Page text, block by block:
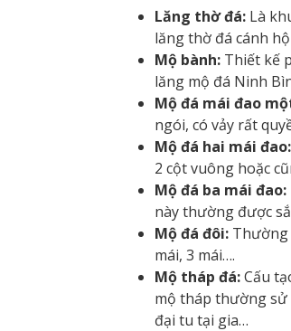
Lăng thờ đá: Là
lăng thờ đá cánh
Mộ bành: Thiết kế
lăng mộ đá Ninh
Mộ đá mái đao
ngói, có vảy rất
Mộ đá hai mái đao:
2 cột vuông hoặc
Mộ đá ba mái đao:
này thường được
Mộ đá đôi: Thường
mái, 3 mái….
Mộ tháp đá:Cấu
mộ tháp thường sử
đại tu tại gia…